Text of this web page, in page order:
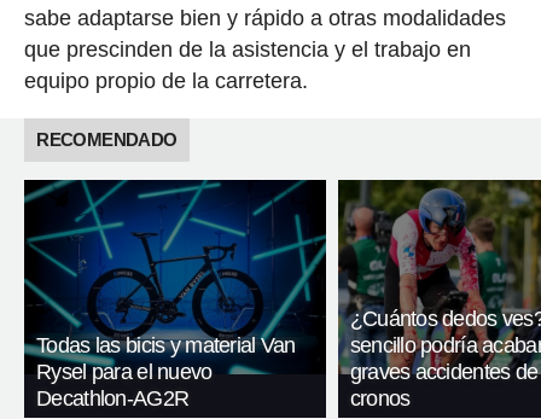
sabe adaptarse bien y rápido a otras modalidades
que prescinden de la asistencia y el trabajo en
equipo propio de la carretera.
RECOMENDADO
Todas las bicis y material Van
Rysel para el nuevo
Decathlon-AG2R
¿Cuántos dedos
sencillo podría
graves accidentes
cronos